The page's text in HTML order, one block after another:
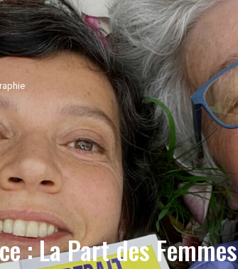
:La Part des Femmes